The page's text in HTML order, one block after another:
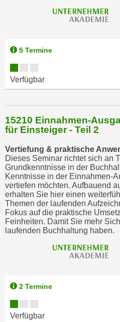
5 Termine
Verfügbar
15210 Einnahmen-
für Einsteiger - Teil 2
Vertiefung & praktische
Dieses Seminar richtet sich an
Grundkenntnisse in der
Kenntnisse in der Einnahmen-
vertiefen möchten. Aufbauend
erhalten Sie hier einen
Themen der laufenden
Fokus auf die praktische
Feinheiten. Damit Sie mehr
laufenden Buchhaltung haben.
2 Termine
Verfügbar